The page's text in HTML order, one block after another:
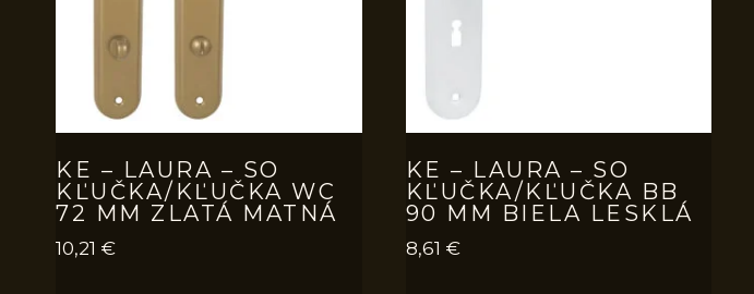
KE – LAURA – SO
KĽUČKA/KĽUČKA WC
72 MM ZLATÁ MATNÁ
10,21 €
KE – LAURA – SO
KĽUČKA/KĽUČKA BB
90 MM BIELA LESKLÁ
8,61 €